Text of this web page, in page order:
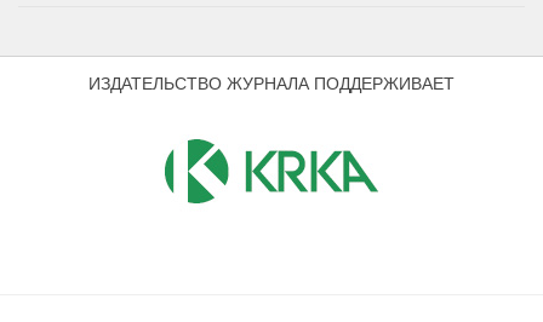
ИЗДАТЕЛЬСТВО ЖУРНАЛА ПОДДЕРЖИВАЕТ